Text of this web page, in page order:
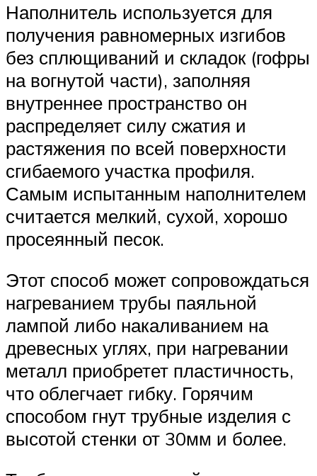
Наполнитель используется для
получения равномерных изгибов
без сплющиваний и складок (гофры
на вогнутой части), заполняя
внутреннее пространство он
распределяет силу сжатия и
растяжения по всей поверхности
сгибаемого участка профиля.
Самым испытанным наполнителем
считается мелкий, сухой, хорошо
просеянный песок.
Этот способ может сопровождаться
нагреванием трубы паяльной
лампой либо накаливанием на
древесных углях, при нагревании
металл приобретет пластичность,
что облегчает гибку. Горячим
способом гнут трубные изделия с
высотой стенки от 30мм и более.